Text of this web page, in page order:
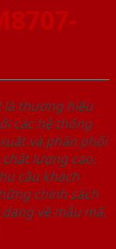
là thương hiệu
các hệ thống
và phân phối
lượng cao,
cầu khách
chính sách
về mẫu mã,